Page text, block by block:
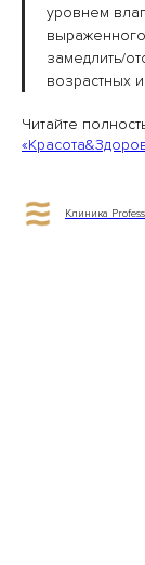
уровнем
замедлить/
возрастных
Читайте
Клиника